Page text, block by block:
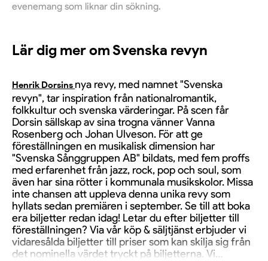
evenemang som liknar din sökning.
Lär dig mer om Svenska revyn
Henrik Dorsins nya revy, med namnet "Svenska
revyn", tar inspiration från nationalromantik,
folkkultur och svenska värderingar. På scen får
Dorsin sällskap av sina trogna vänner Vanna
Rosenberg och Johan Ulveson. För att ge
föreställningen en musikalisk dimension har
"Svenska Sånggruppen AB" bildats, med fem proffs
med erfarenhet från jazz, rock, pop och soul, som
även har sina rötter i kommunala musikskolor. Missa
inte chansen att uppleva denna unika revy som
hyllats sedan premiären i september. Se till att boka
era biljetter redan idag! Letar du efter biljetter till
föreställningen? Via vår köp & säljtjänst erbjuder vi
vidaresålda biljetter till priser som kan skilja sig från
det nominella värdet tryckt på biljetterna. Vi